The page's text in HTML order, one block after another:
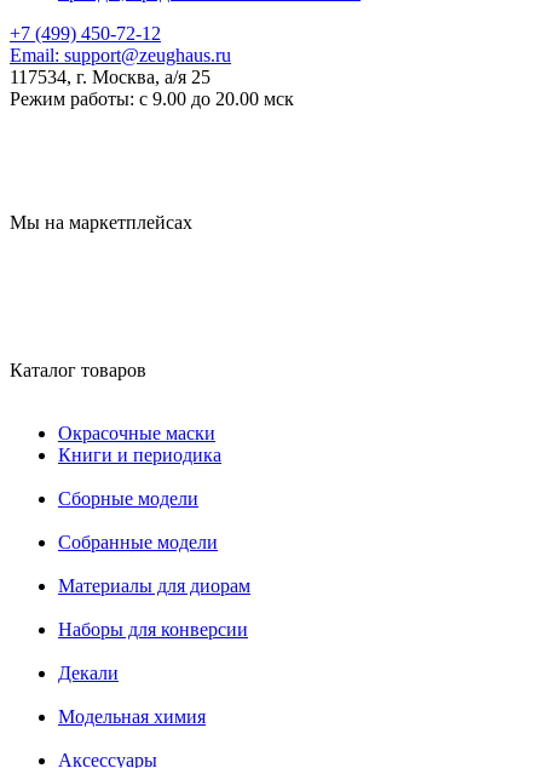
+7 (499) 450-72-12
Email: support@zeughaus.ru
117534, г. Москва, а/я 25
Режим работы: с 9.00 до 20.00 мск
Мы на маркетплейсах
Каталог товаров
Окрасочные маски
Книги и периодика
Сборные модели
Собранные модели
Материалы для диорам
Наборы для конверсии
Декали
Модельная химия
Аксессуары